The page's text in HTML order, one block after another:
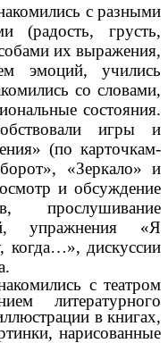
с разными
(радость, грусть,
их выражения,
эмоций, учились
со словами,
состояния.
игры и
(по карточкам-
«Зеркало» и
и обсуждение
прослушивание
упражнения «Я
дискуссии
с театром
литературного
в книгах,
нарисованные